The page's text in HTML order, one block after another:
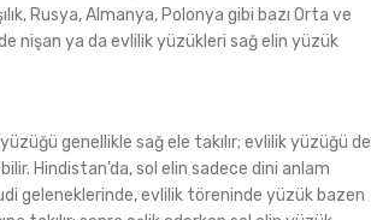
Rusya, Almanya, Polonya gibi bazı Orta ve
nişan ya da evlilik yüzükleri sağ elin yüzük
genellikle sağ ele takılır; evlilik yüzüğü de
Hindistan’da, sol elin sadece dini anlam
geleneklerinde, evlilik töreninde yüzük bazen